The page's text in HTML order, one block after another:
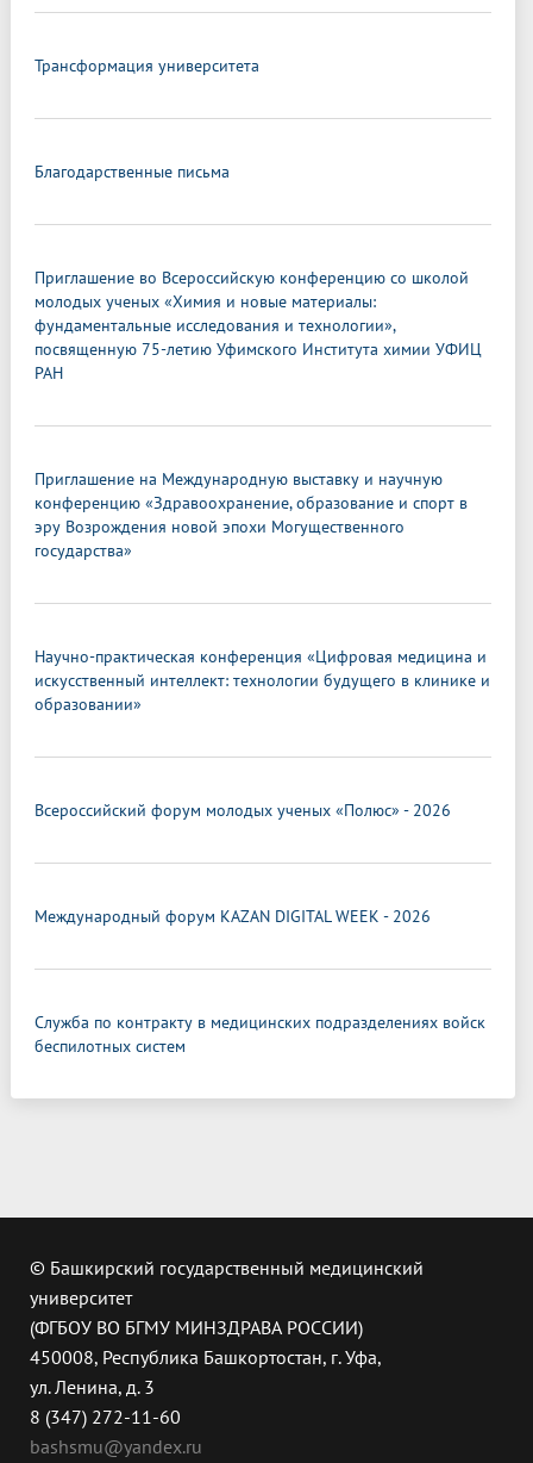
Трансформация университета
Благодарственные письма
Приглашение во Всероссийскую конференцию со школой
молодых ученых «Химия и новые материалы:
фундаментальные исследования и технологии»,
посвященную 75-летию Уфимского Института химии УФИЦ
РАН
Приглашение на Международную выставку и научную
конференцию «Здравоохранение, образование и спорт в
эру Возрождения новой эпохи Могущественного
государства»
Научно-практическая конференция «Цифровая медицина и
искусственный интеллект: технологии будущего в клинике и
образовании»
Всероссийский форум молодых ученых «Полюс» - 2026
Международный форум KAZAN DIGITAL WEEK - 2026
Служба по контракту в медицинских подразделениях войск
беспилотных систем
© Башкирский государственный медицинский
университет
(ФГБОУ ВО БГМУ МИНЗДРАВА РОССИИ)
450008, Республика Башкортостан, г. Уфа,
ул. Ленина, д. 3
8 (347) 272-11-60
bashsmu@yandex.ru